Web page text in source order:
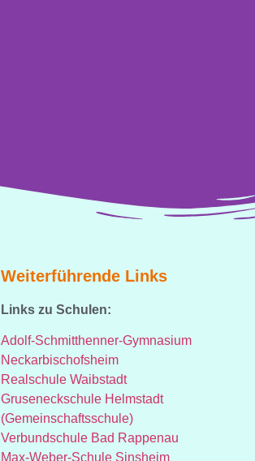
Weiterführende Links
Links zu Schulen:
Adolf-Schmitthenner-Gymnasium
Neckarbischofsheim
Realschule Waibstadt
Gruseneckschule Helmstadt
(Gemeinschaftsschule)
Verbundschule Bad Rappenau
Max-Weber-Schule Sinsheim